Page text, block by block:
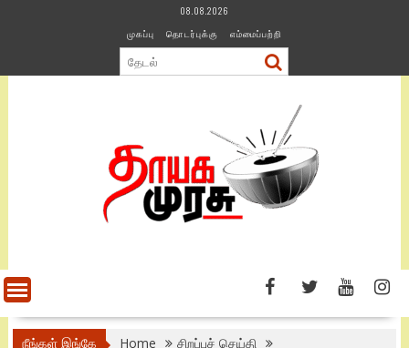
08.08.2026
முகப்பு
தொடர்புக்கு எம்மைப்பற்றி
நீங்கள் இங்கே Home
சிறப்புச் செய்தி